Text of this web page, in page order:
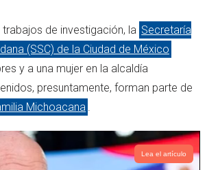
de investigación, la Secretaría
(SSC) de la Ciudad de México
y a una mujer en la alcaldía
presuntamente, forman parte de
Michoacana .
Lea el artículo